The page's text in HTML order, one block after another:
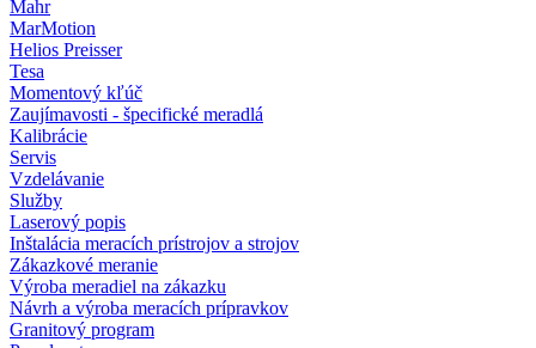
Mahr
MarMotion
Helios Preisser
Tesa
Momentový kľúč
Zaujímavosti - špecifické meradlá
Kalibrácie
Servis
Vzdelávanie
Služby
Laserový popis
Inštalácia meracích prístrojov a strojov
Zákazkové meranie
Výroba meradiel na zákazku
Návrh a výroba meracích prípravkov
Granitový program